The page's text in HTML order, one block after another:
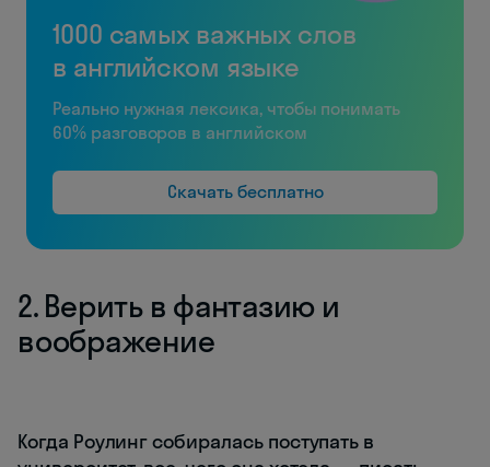
1000 самых важных слов
в английском языке
Реально нужная лексика, чтобы понимать
60% разговоров в английском
Скачать бесплатно
2. Верить в фантазию и
воображение
Когда Роулинг собиралась поступать в